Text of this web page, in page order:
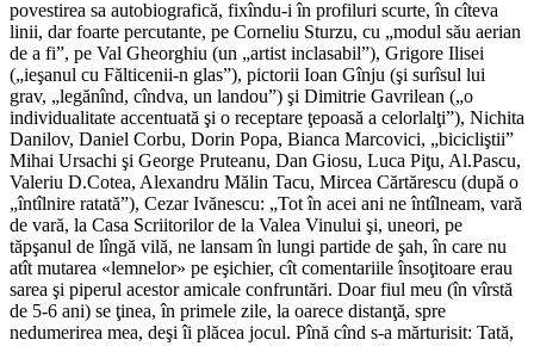
povestirea sa autobiografică, fixîndu-i în profiluri scurte, în cîteva
linii, dar foarte percutante, pe Corneliu Sturzu, cu „modul său aerian
de a fi”, pe Val Gheorghiu (un „artist inclasabil”), Grigore Ilisei
(„ieşanul cu Fălticenii-n glas”), pictorii Ioan Gînju (şi surîsul lui
grav, „legănînd, cîndva, un landou”) şi Dimitrie Gavrilean („o
individualitate accentuată şi o receptare ţepoasă a celorlalţi”), Nichita
Danilov, Daniel Corbu, Dorin Popa, Bianca Marcovici, „bicicliştii”
Mihai Ursachi şi George Pruteanu, Dan Giosu, Luca Piţu, Al.Pascu,
Valeriu D.Cotea, Alexandru Mălin Tacu, Mircea Cărtărescu (după o
„întîlnire ratată”), Cezar Ivănescu: „Tot în acei ani ne întîlneam, vară
de vară, la Casa Scriitorilor de la Valea Vinului şi, uneori, pe
tăpşanul de lîngă vilă, ne lansam în lungi partide de şah, în care nu
atît mutarea «lemnelor» pe eşichier, cît comentariile însoţitoare erau
sarea şi piperul acestor amicale confruntări. Doar fiul meu (în vîrstă
de 5-6 ani) se ţinea, în primele zile, la oarece distanţă, spre
nedumerirea mea, deşi îi plăcea jocul. Pînă cînd s-a mărturisit: Tată,